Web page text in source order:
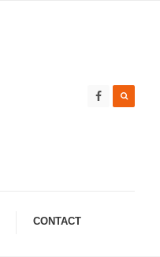
CONTAC­­T